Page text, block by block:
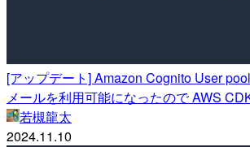
[アップデート] Amazon Cognito User
メールを利用可能になったので AWS
若槻龍太
2024.11.10